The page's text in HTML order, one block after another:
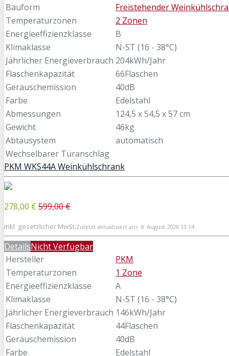
Bauform
Freistehender
Temperaturzonen
2 Zonen
Energieeffizienzklasse
B
Klimaklasse
N-ST (16 - 38°C)
Jährlicher Energieverbrauch 204kWh/Jahr
Flaschenkapazität
66Flaschen
Geräuschemission
40dB
Farbe
Edelstahl
Abmessungen
124,5 x 54,5 x 57 cm
Gewicht
46kg
Abtausystem
automatisch
Wechselbarer Türanschlag
PKM WKS44A Weinkühlschrank
278,00 € 599,00 €
inkl. gesetzlicher MwSt.Zuletzt aktualisiert am: 8. August 2026 13:14
DetailsNicht Verfügbar
Hersteller
PKM
Temperaturzonen
1 Zone
Energieeffizienzklasse
A
Klimaklasse
N-ST (16 - 38°C)
Jährlicher Energieverbrauch 146kWh/Jahr
Flaschenkapazität
44Flaschen
Geräuschemission
40dB
Farbe
Edelstahl